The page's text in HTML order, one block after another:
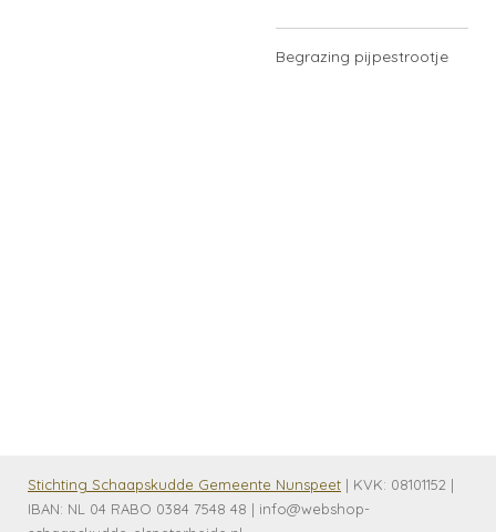
Begrazing pijpestrootje
Stichting Schaapskudde Gemeente Nunspeet | KVK: 08101152 |
IBAN: NL 04 RABO 0384 7548 48 | info@webshop-